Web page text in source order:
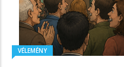
VÉLEMÉNY